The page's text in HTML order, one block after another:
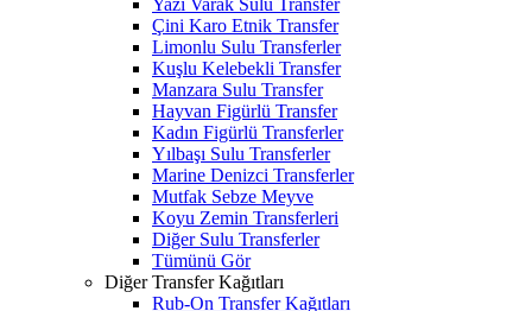
Yazı Varak Sulu Transfer
Çini Karo Etnik Transfer
Limonlu Sulu Transferler
Kuşlu Kelebekli Transfer
Manzara Sulu Transfer
Hayvan Figürlü Transfer
Kadın Figürlü Transferler
Yılbaşı Sulu Transferler
Marine Denizci Transferler
Mutfak Sebze Meyve
Koyu Zemin Transferleri
Diğer Sulu Transferler
Tümünü Gör
Diğer Transfer Kağıtları
Rub-On Transfer Kağıtları